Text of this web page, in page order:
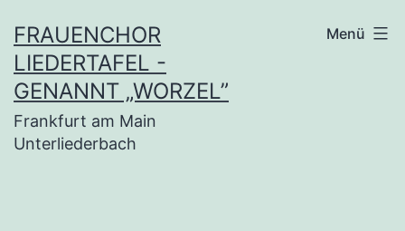
Inhalt
springen
FRAUENCHOR
LIEDERTAFEL -
GENANNT „WORZEL”
Frankfurt am Main
Unterliederbach
Menü